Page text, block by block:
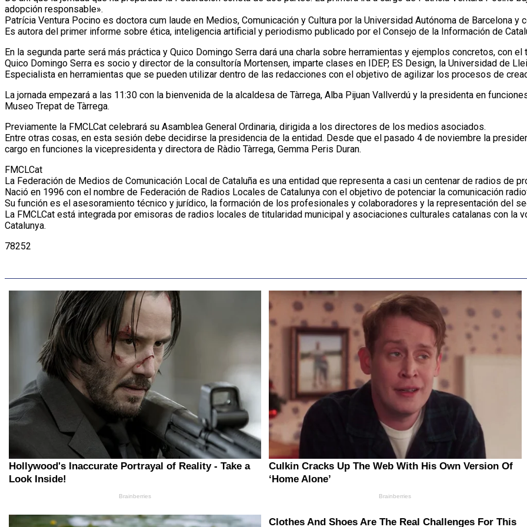
adopción responsable».
Patrícia Ventura Pocino es doctora cum laude en Medios, Comunicación y Cultura por la Universidad Autónoma de Barcelona y
Es autora del primer informe sobre ética, inteligencia artificial y periodismo publicado por el Consejo de la Información de
En la segunda parte será más práctica y Quico Domingo Serra dará una charla sobre herramientas y ejemplos concretos, con
Quico Domingo Serra es socio y director de la consultoría Mortensen, imparte clases en IDEP, ES Design, la Universidad de
Especialista en herramientas que se pueden utilizar dentro de las redacciones con el objetivo de agilizar los procesos de
La jornada empezará a las 11:30 con la bienvenida de la alcaldesa de Tàrrega, Alba Pijuan Vallverdú y la presidenta en
Museo Trepat de Tàrrega.
Previamente la FMCLCat celebrará su Asamblea General Ordinaria, dirigida a los directores de los medios asociados.
Entre otras cosas, en esta sesión debe decidirse la presidencia de la entidad. Desde que el pasado 4 de noviembre la
cargo en funciones la vicepresidenta y directora de Ràdio Tàrrega, Gemma Peris Duran.
FMCLCat
La Federación de Medios de Comunicación Local de Cataluña es una entidad que representa a casi un centenar de radios de
Nació en 1996 con el nombre de Federación de Radios Locales de Catalunya con el objetivo de potenciar la comunicación
Su función es el asesoramiento técnico y jurídico, la formación de los profesionales y colaboradores y la representación del
La FMCLCat está integrada por emisoras de radios locales de titularidad municipal y asociaciones culturales catalanas con
Catalunya.
78252